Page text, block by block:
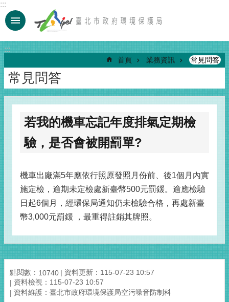
跳到主要內容區塊
:::
:::
首頁 業務資訊 常見問答
常見問答
若我的機車忘記年度排氣定期檢
驗，是否會被開罰單?
機車出廠滿5年應依行照原發照月份前、後1個月內實
施定檢，逾期未定檢處新臺幣500元罰鍰。逾應檢驗
日起6個月，經環保局通知仍未檢驗合格，再處新臺
幣3,000元罰鍰 ，最重得註銷其牌照。
點閱數： 10740
資料更新：115-07-23 10:57
資料檢視：115-07-23 10:57
資料維護：臺北市政府環境保護局空污噪音防制科